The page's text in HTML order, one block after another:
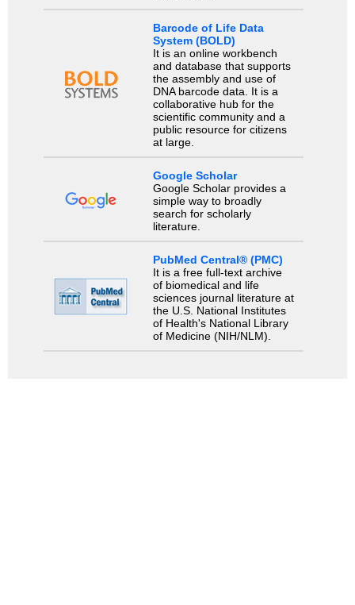
Barcode of Life Data
System (BOLD)
It is an online workbench
and database that supports
the assembly and use of
DNA barcode data. It is a
collaborative hub for the
scientific community and a
public resource for citizens
at large.
Google Scholar
Google Scholar provides a
simple way to broadly
search for scholarly
literature.
PubMed Central® (PMC)
It is a free full-text archive
of biomedical and life
sciences journal literature at
the U.S. National Institutes
of Health's National Library
of Medicine (NIH/NLM).